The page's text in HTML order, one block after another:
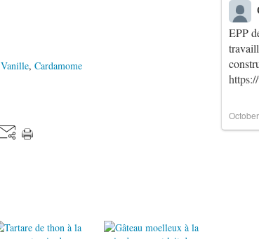
Vanille, Cardamome
EPP